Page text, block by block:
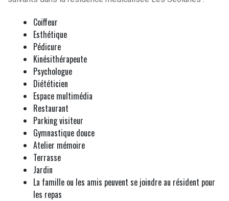
Coiffeur
Esthétique
Pédicure
Kinésithérapeute
Psychologue
Diététicien
Espace multimédia
Restaurant
Parking visiteur
Gymnastique douce
Atelier mémoire
Terrasse
Jardin
La famille ou les amis peuvent se joindre au résident pour
les repas